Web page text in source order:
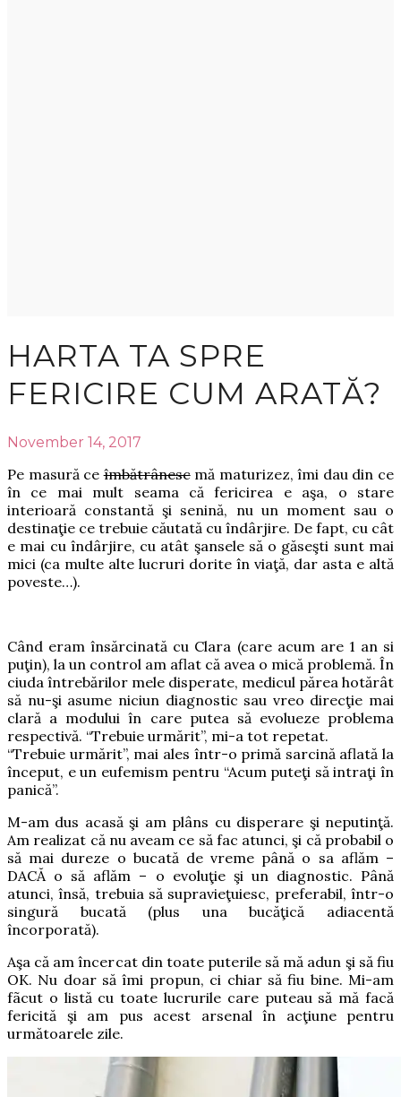
HARTA TA SPRE
FERICIRE CUM ARATĂ?
November 14, 2017
Pe masură ceîmbătrânescmă maturizez, îmi dau din ce
în ce mai mult seama că fericirea e aşa, o stare
interioară constantă şi senină, nu un moment sau o
destinaţie ce trebuie căutată cu îndârjire. De fapt, cu cât
e mai cu îndârjire, cu atât şansele să o găseşti sunt mai
mici (ca multe alte lucruri dorite în viaţă, dar asta e altă
poveste…).
Când eram însărcinată cu Clara (care acum are 1 an si
puţin), la un control am aflat că avea o mică problemă. În
ciuda întrebărilor mele disperate, medicul părea hotărât
să nu-şi asume niciun diagnostic sau vreo direcţie mai
clară a modului în care putea să evolueze problema
respectivă. “Trebuie urmărit”, mi-a tot repetat.
“Trebuie urmărit”, mai ales într-o primă sarcină aflată la
început, e un eufemism pentru “Acum puteţi să intraţi în
panică”.
M-am dus acasă şi am plâns cu disperare şi neputinţă.
Am realizat că nu aveam ce să fac atunci, şi că probabil o
să mai dureze o bucată de vreme până o sa aflăm –
DACĂ o să aflăm – o evoluţie şi un diagnostic. Până
atunci, însă, trebuia să supravieţuiesc, preferabil, într-o
singură bucată (plus una bucăţică adiacentă
încorporată).
Aşa că am încercat din toate puterile să mă adun şi să fiu
OK. Nu doar să îmi propun, ci chiar să fiu bine. Mi-am
fãcut o listă cu toate lucrurile care puteau să mă facă
fericită şi am pus acest arsenal în acţiune pentru
următoarele zile.